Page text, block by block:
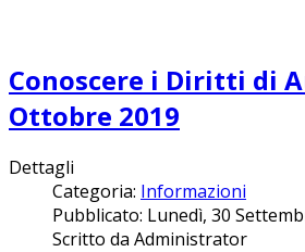
Conoscere i Diritti di
Ottobre 2019
Dettagli
Categoria: Informazioni
Pubblicato: Lunedì, 30
Scritto da Administrator